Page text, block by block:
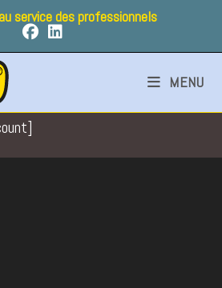
service des professionnels
MENU